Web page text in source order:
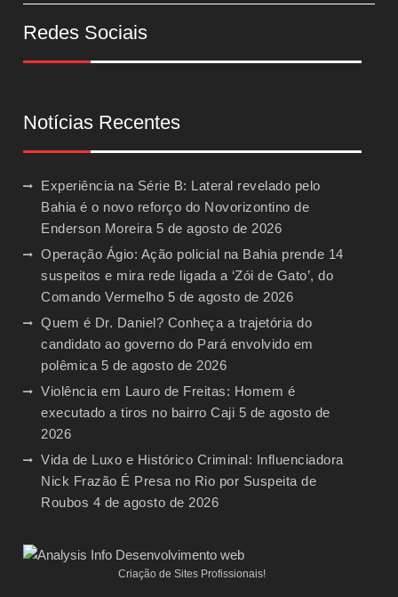
Redes Sociais
Notícias Recentes
Experiência na Série B: Lateral revelado pelo
Bahia é o novo reforço do Novorizontino de
Enderson Moreira 5 de agosto de 2026
Operação Ágio: Ação policial na Bahia prende 14
suspeitos e mira rede ligada a ‘Zói de Gato’, do
Comando Vermelho 5 de agosto de 2026
Quem é Dr. Daniel? Conheça a trajetória do
candidato ao governo do Pará envolvido em
polêmica 5 de agosto de 2026
Violência em Lauro de Freitas: Homem é
executado a tiros no bairro Caji 5 de agosto de
2026
Vida de Luxo e Histórico Criminal: Influenciadora
Nick Frazão É Presa no Rio por Suspeita de
Roubos 4 de agosto de 2026
Criação de Sites Profissionais!